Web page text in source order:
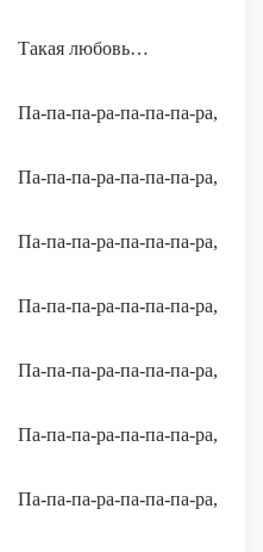
Такая любовь…
Па-па-па-ра-па-па-па-ра,
Па-па-па-ра-па-па-па-ра,
Па-па-па-ра-па-па-па-ра,
Па-па-па-ра-па-па-па-ра,
Па-па-па-ра-па-па-па-ра,
Па-па-па-ра-па-па-па-ра,
Па-па-па-ра-па-па-па-ра,